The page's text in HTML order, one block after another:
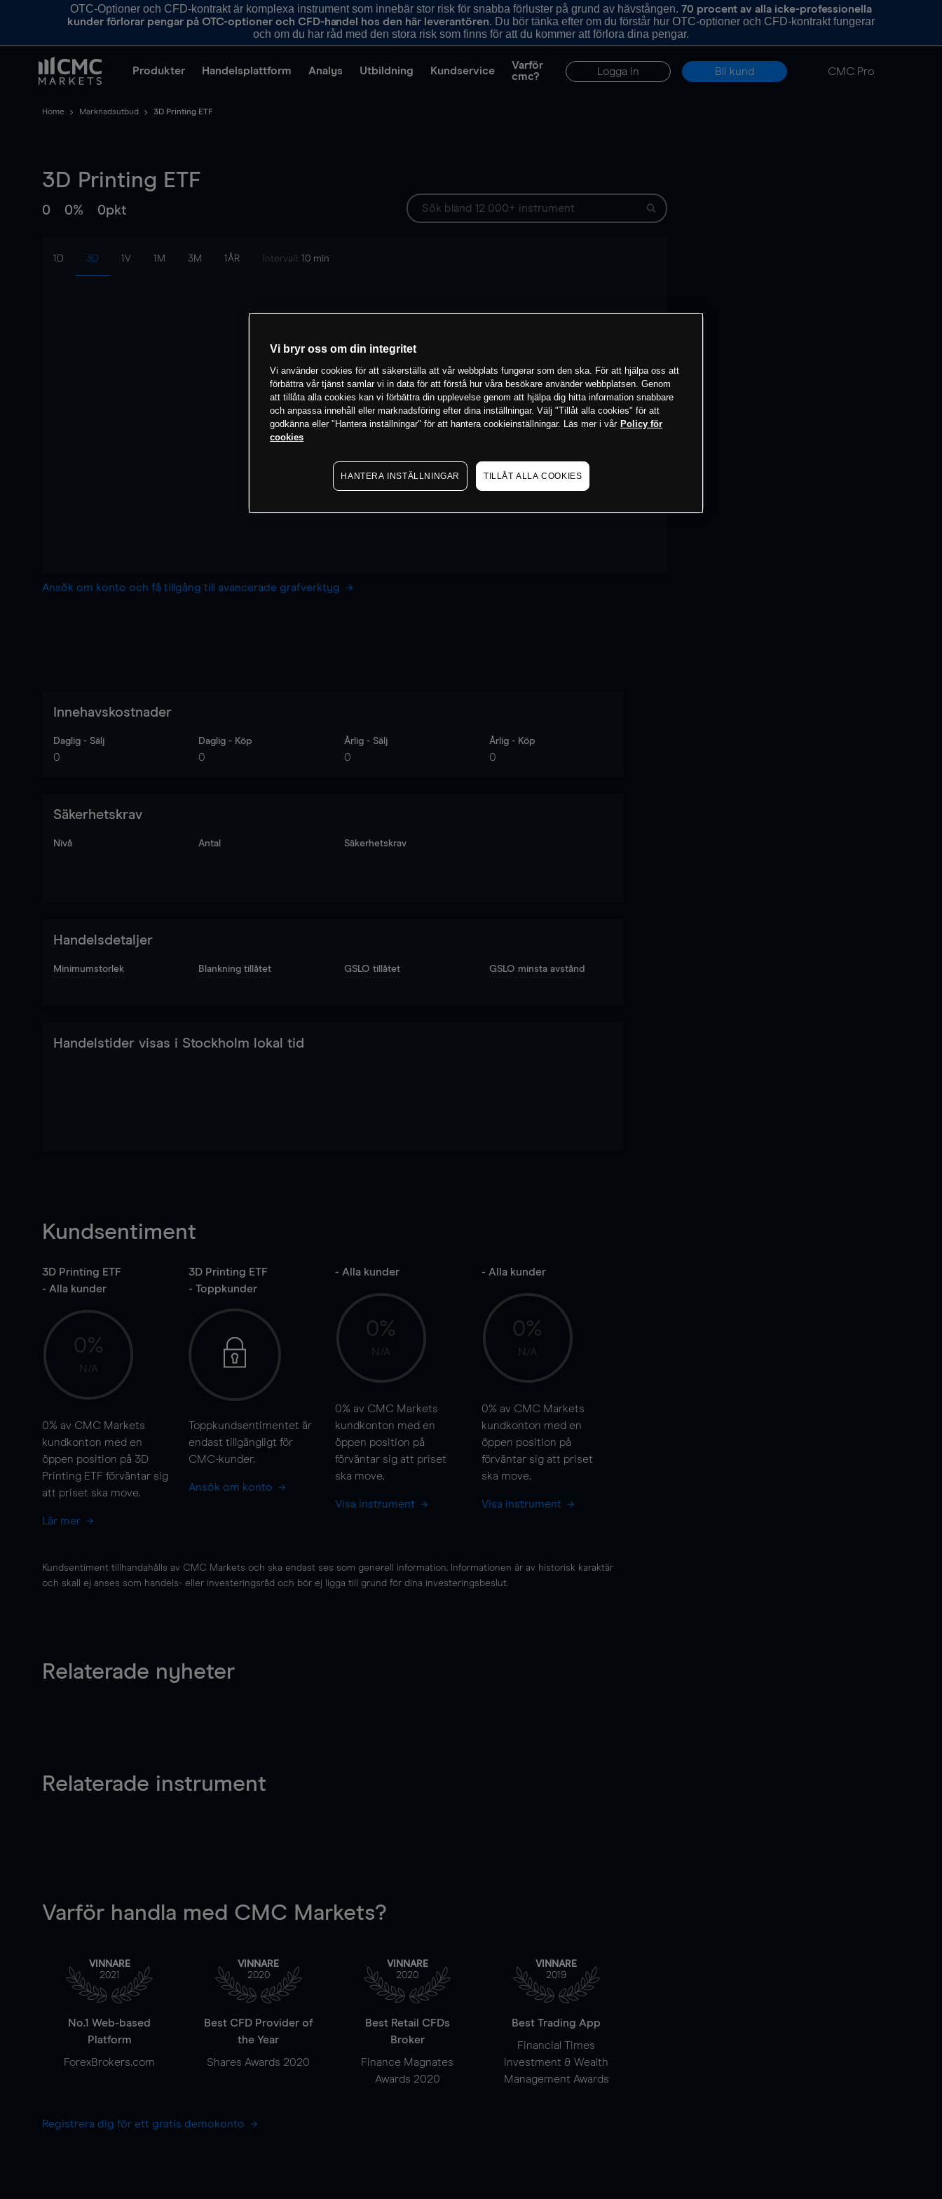
OTC-Optioner och CFD-kontrakt är komplexa instrument som innebär stor risk för snabba förluster på grund av hävstången. 70 procent av alla icke-professionella
kunder förlorar pengar på OTC-optioner och CFD-handel hos den här leverantören. Du bör tänka efter om du förstår hur OTC-optioner och CFD-kontrakt fungerar
och om du har råd med den stora risk som finns för att du kommer att förlora dina pengar.
Produkter Handelsplattform Analys Utbildning Kundservice
Varför
cmc?
Logga in Bli kund CMC Pro
Home Marknadsutbud 3D Printing ETF
3D Printing ETF
0 0% 0pkt
1D 3D 1V 1M 3M 1ÅR Intervall: 10 min
Ansök om konto och få tillgång till avancerade grafverktyg
Innehavskostnader
Daglig - Sälj
0
Daglig - Köp
0
Årlig - Sälj
0
Årlig - Köp
0
Säkerhetskrav
Nivå Antal Säkerhetskrav
Handelsdetaljer
Minimumstorlek Blankning tillåtet GSLO tillåtet GSLO minsta avstånd
Handelstider visas i Stockholm lokal tid
Kundsentiment
3D Printing ETF
- Alla kunder
0%
N/A
0% av CMC Markets
kundkonton med en
öppen position på 3D
Printing ETF förväntar sig
att priset ska move.
Lär mer
3D Printing ETF
- Toppkunder
Toppkundsentimentet är
endast tillgängligt för
CMC-kunder.
Ansök om konto
- Alla kunder
0%
N/A
0% av CMC Markets
kundkonton med en
öppen position på
förväntar sig att priset
ska move.
Visa instrument
- Alla kunder
0%
N/A
0% av CMC Markets
kundkonton med en
öppen position på
förväntar sig att priset
ska move.
Visa instrument
Kundsentiment tillhandahålls av CMC Markets och ska endast ses som generell information. Informationen är av historisk karaktär
och skall ej anses som handels- eller investeringsråd och bör ej ligga till grund för dina investeringsbeslut.
Relaterade nyheter
Relaterade instrument
Varför handla med CMC Markets?
VINNARE
2021
No.1 Web-based
Platform
ForexBrokers.com
VINNARE
2020
Best CFD Provider of
the Year
Shares Awards 2020
VINNARE
2020
Best Retail CFDs
Broker
Finance Magnates
Awards 2020
VINNARE
2019
Best Trading App
Financial Times
Investment & Wealth
Management Awards
Registrera dig för ett gratis demokonto
Vi bryr oss om din integritet
Vi använder cookies för att säkerställa att vår webbplats fungerar som den ska. För att hjälpa oss att
förbättra vår tjänst samlar vi in data för att förstå hur våra besökare använder webbplatsen. Genom
att tillåta alla cookies kan vi förbättra din upplevelse genom att hjälpa dig hitta information snabbare
och anpassa innehåll eller marknadsföring efter dina inställningar. Välj "Tillåt alla cookies" för att
godkänna eller "Hantera inställningar" för att hantera cookieinställningar. Läs mer i vår Policy för
cookies
HANTERA INSTÄLLNINGAR TILLÅT ALLA COOKIES